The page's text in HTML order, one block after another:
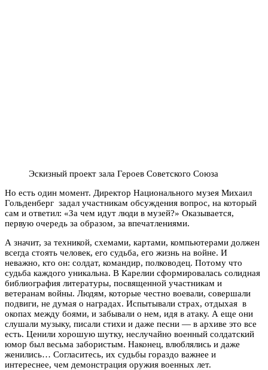
Эскизный проект зала Героев Советского Союза
Но есть один момент. Директор Национального музея Михаил
Гольденберг задал участникам обсуждения вопрос, на который
сам и ответил: «За чем идут люди в музей?» Оказывается,
первую очередь за образом, за впечатлениями.
А значит, за техникой, схемами, картами, компьютерами должен
всегда стоять человек, его судьба, его жизнь на войне. И
неважно, кто он: солдат, командир, полководец. Потому что
судьба каждого уникальна. В Карелии сформировалась солидная
библиография литературы, посвященной участникам и
ветеранам войны. Людям, которые честно воевали, совершали
подвиги, не думая о наградах. Испытывали страх, отдыхая в
окопах между боями, и забывали о нем, идя в атаку. А еще они
слушали музыку, писали стихи и даже песни — в архиве это все
есть. Ценили хорошую шутку, неслучайно военный солдатский
юмор был весьма забористым. Наконец, влюблялись и даже
женились… Согласитесь, их судьбы гораздо важнее и
интереснее, чем демонстрация оружия военных лет.